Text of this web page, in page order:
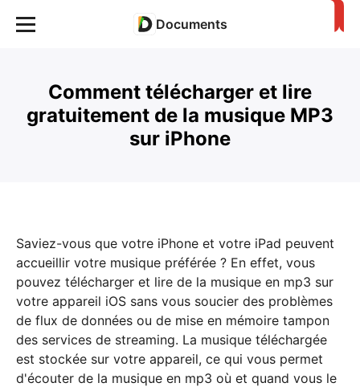
Documents
Comment télécharger et lire
gratuitement de la musique MP3
sur iPhone
Saviez-vous que votre iPhone et votre iPad peuvent
accueillir votre musique préférée ? En effet, vous
pouvez télécharger et lire de la musique en mp3 sur
votre appareil iOS sans vous soucier des problèmes
de flux de données ou de mise en mémoire tampon
des services de streaming. La musique téléchargée
est stockée sur votre appareil, ce qui vous permet
d'écouter de la musique en mp3 où et quand vous le